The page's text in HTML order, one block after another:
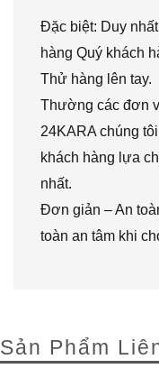
Đặc biệt: Duy
hàng Quý khách
Thử hàng lên tay.
Thường các đơn
24KARA chúng
khách hàng lựa
nhất.
Đơn giản – An
toàn an tâm khi
Sản Phẩm